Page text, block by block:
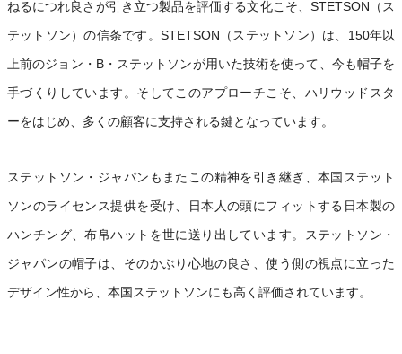
ねるにつれ良さが引き立つ製品を評価する文化こそ、STETSON（ス
テットソン）の信条です。STETSON（ステットソン）は、150年以
上前のジョン・B・ステットソンが用いた技術を使って、今も帽子を
手づくりしています。そしてこのアプローチこそ、ハリウッドスタ
ーをはじめ、多くの顧客に支持される鍵となっています。
ステットソン・ジャパンもまたこの精神を引き継ぎ、本国ステット
ソンのライセンス提供を受け、日本人の頭にフィットする日本製の
ハンチング、布帛ハットを世に送り出しています。ステットソン・
ジャパンの帽子は、そのかぶり心地の良さ、使う側の視点に立った
デザイン性から、本国ステットソンにも高く評価されています。